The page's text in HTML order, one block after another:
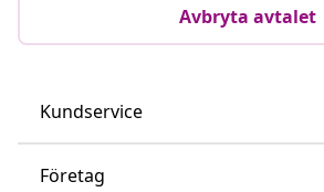
Avbryta avtalet
Kundservice
Företag